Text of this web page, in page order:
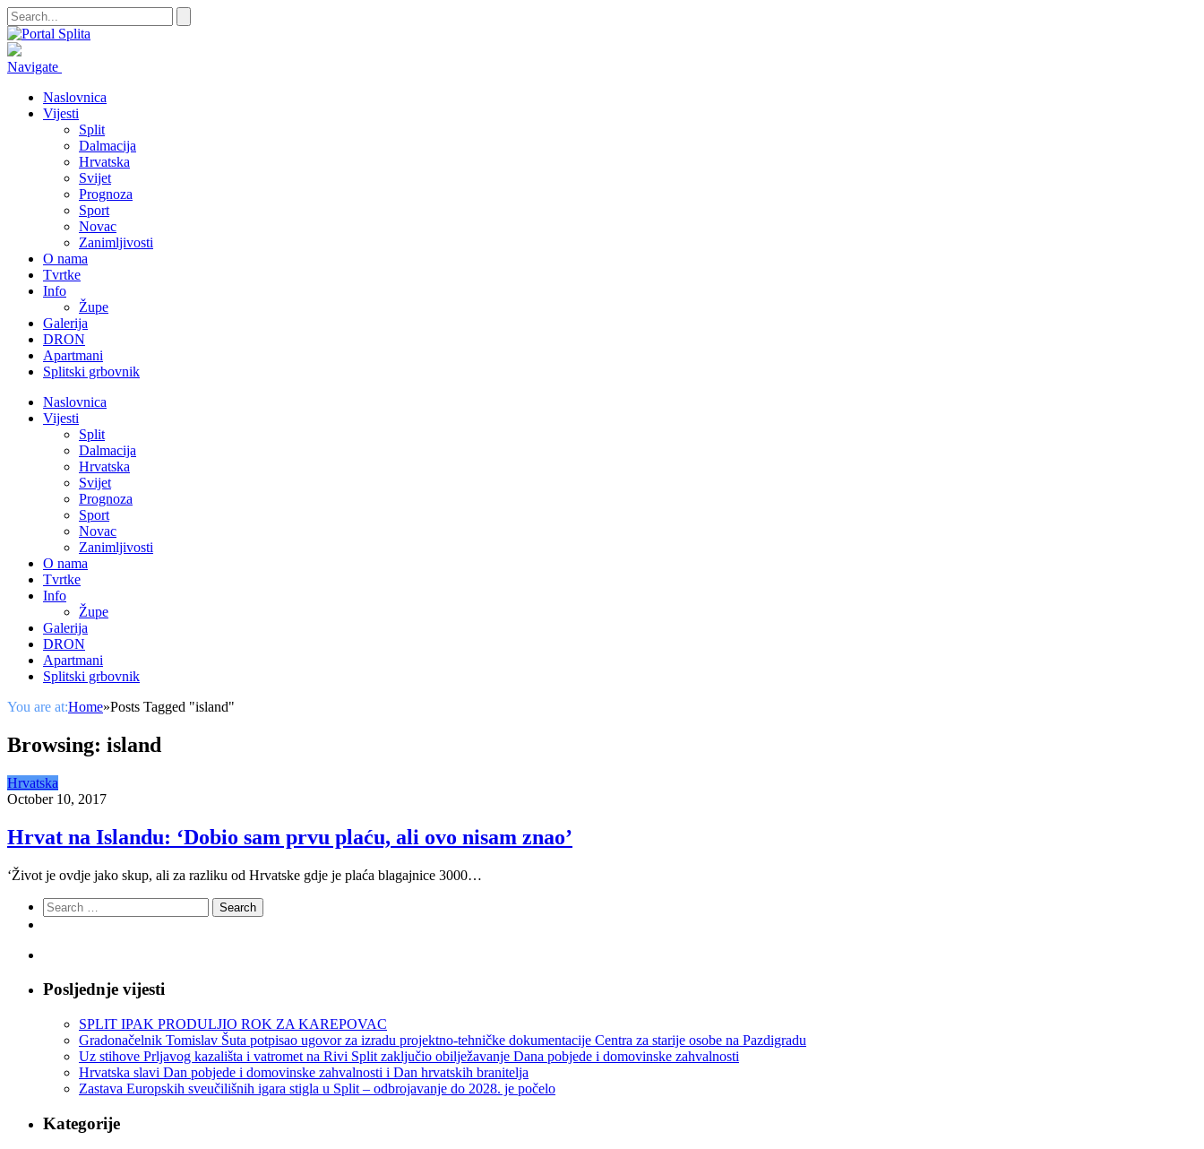
Navigate
Naslovnica
Vijesti
Split
Dalmacija
Hrvatska
Svijet
Prognoza
Sport
Novac
Zanimljivosti
O nama
Tvrtke
Info
Župe
Galerija
DRON
Apartmani
Splitski grbovnik
Naslovnica
Vijesti
Split
Dalmacija
Hrvatska
Svijet
Prognoza
Sport
Novac
Zanimljivosti
O nama
Tvrtke
Info
Župe
Galerija
DRON
Apartmani
Splitski grbovnik
You are at:Home»Posts Tagged "island"
Browsing: island
Hrvatska
October 10, 2017
Hrvat na Islandu: ‘Dobio sam prvu plaću, ali ovo nisam znao’
‘Život je ovdje jako skup, ali za razliku od Hrvatske gdje je plaća blagajnice 3000…
Search
for:
Posljednje vijesti
SPLIT IPAK PRODULJIO ROK ZA KAREPOVAC
Gradonačelnik Tomislav Šuta potpisao ugovor za izradu projektno-tehničke dokumentacije Centra za starije osobe na Pazdigradu
Uz stihove Prljavog kazališta i vatromet na Rivi Split zaključio obilježavanje Dana pobjede i domovinske zahvalnosti
Hrvatska slavi Dan pobjede i domovinske zahvalnosti i Dan hrvatskih branitelja
Zastava Europskih sveučilišnih igara stigla u Split – odbrojavanje do 2028. je počelo
Kategorije